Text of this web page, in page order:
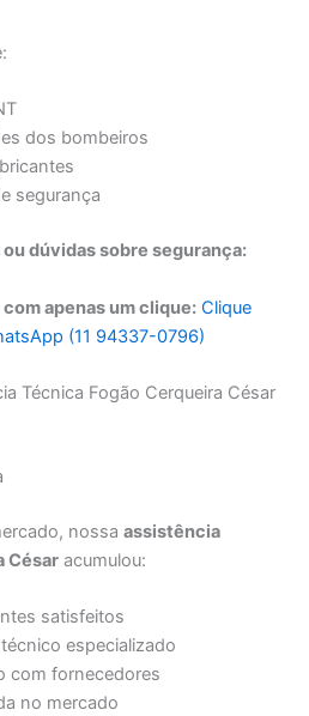
dos bombeiros
segurança
dúvidas sobre segurança:
apenas um clique: Clique
(11 94337-0796)
Técnica Fogão Cerqueira César
nossaassistência
César acumulou:
satisfeitos
especializado
com fornecedores
no mercado